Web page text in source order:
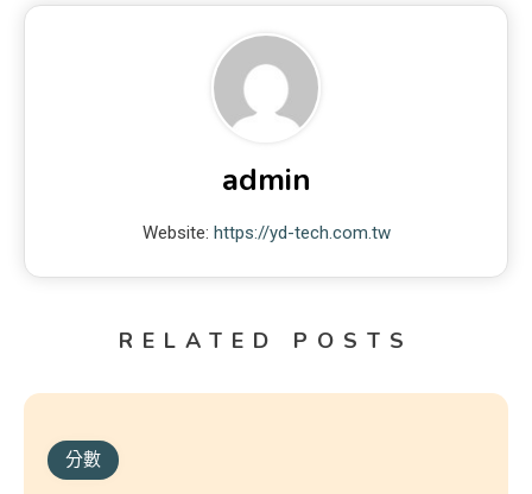
admin
Website: https://yd-tech.com.tw
RELATED POSTS
分數